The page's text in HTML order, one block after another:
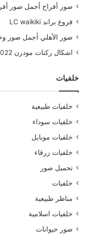
صور أفراح أجمل صور
فروع براند LC waikiki
صور الأهلي أجمل صور
اشكال ركنات مودرن 2022 بتصميمات رائعة
خلفيات
خلفيات طبيعية
خلفيات سوداء
خلفيات موبايل
خلفيات زرقاء
تحميل صور
خلفيات
مناظر طبيعية
خلفيات اسلامية
صور حيوانات